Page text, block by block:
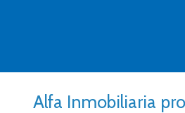
Alfa Inmobiliaria